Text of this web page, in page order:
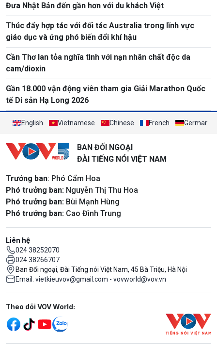
Đưa Nhật Bản đến gần hơn với du khách Việt
Thúc đẩy hợp tác với đối tác Australia trong lĩnh vực
giáo dục và ứng phó biến đổi khí hậu
Cần Thơ lan tỏa nghĩa tình với nạn nhân chất độc da
cam/dioxin
Gần 18.000 vận động viên tham gia Giải Marathon Quốc
tế Di sản Hạ Long 2026
English Vietnamese Chinese French German
BAN ĐỐI NGOẠI
ĐÀI TIẾNG NÓI VIỆT NAM
Trưởng ban: Phó Cẩm Hoa
Phó trưởng ban: Nguyễn Thị Thu Hoa
Phó trưởng ban: Bùi Mạnh Hùng
Phó trưởng ban: Cao Đình Trung
Liên hệ
024 38252070
024 38266707
Ban Đối ngoại, Đài Tiếng nói Việt Nam, 45 Bà Triệu, Hà Nội
Email: vietkieuvov@gmail.com - vovworld@vov.vn
Mạng xã hội
Theo dõi VOV World: